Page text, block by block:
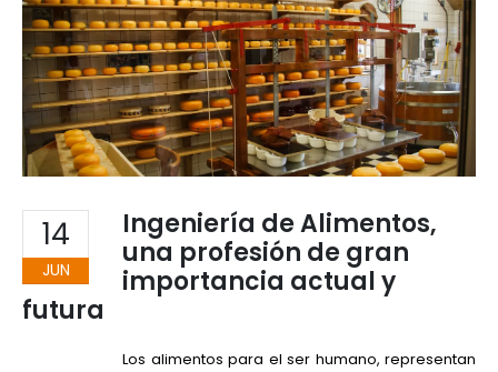
14
JUN
Ingeniería de Alimentos,
una profesión de gran
importancia actual y
futura
Los alimentos para el ser humano, representan